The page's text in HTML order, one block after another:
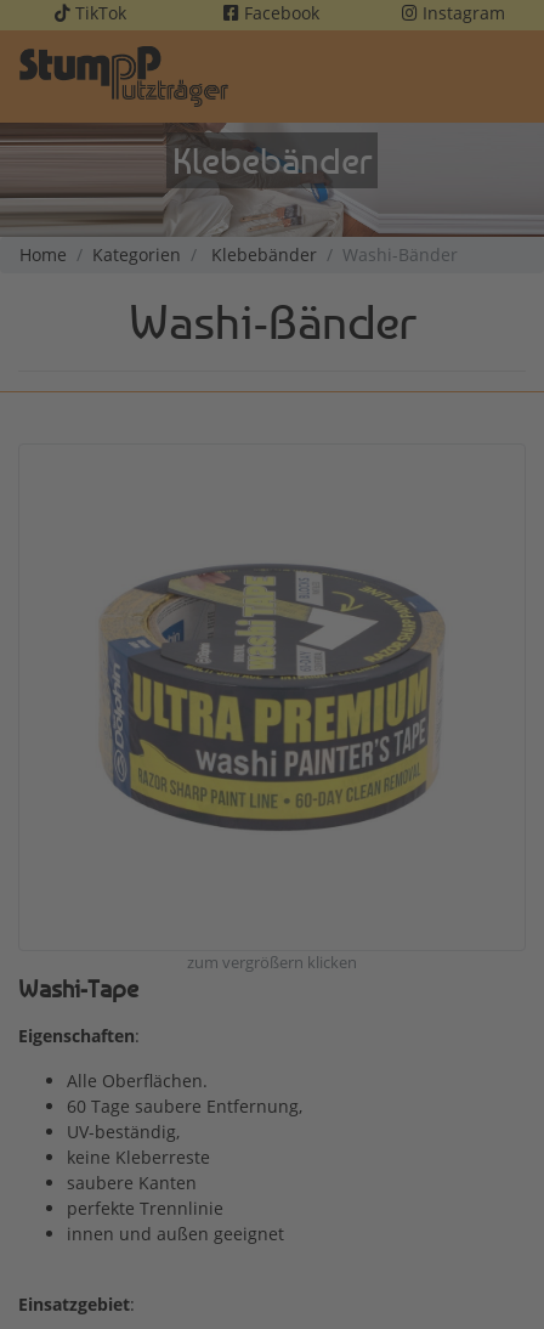
TikTok Facebook Instagram
Klebebänder
Home Kategorien Klebebänder Washi-Bänder
Washi-Bänder
zum vergrößern klicken
Washi-Tape
Eigenschaften:
Alle Oberflächen.
60 Tage saubere Entfernung,
UV-beständig,
keine Kleberreste
saubere Kanten
perfekte Trennlinie
innen und außen geeignet
Einsatzgebiet: